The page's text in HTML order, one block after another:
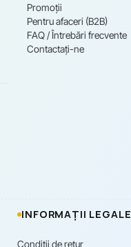
Promoții
Pentru afaceri (B2B)
FAQ / Întrebări frecvente
Contactați-ne
INFORMAȚII LEGALE
Condiții de retur